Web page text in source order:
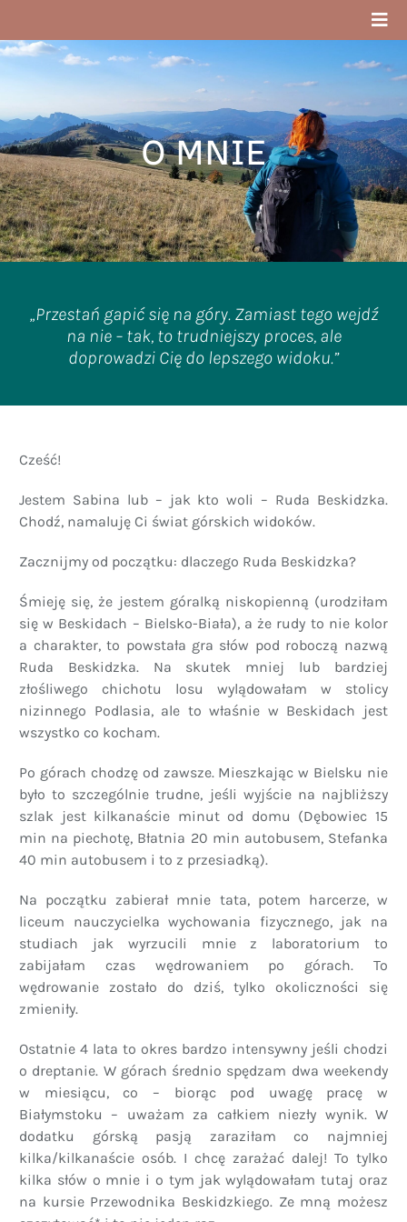
do
zawartości
Strona Główna
O mnie
Blog
Cele
OMNIE
„Przestań gapić się na góry. Zamiast tego wejdź
na nie – tak, to trudniejszy proces, ale
doprowadzi Cię do lepszego widoku.”
Cześć!
Jestem Sabina lub – jak kto woli – Ruda Beskidzka.
Chodź, namaluję Ci świat górskich widoków.
Zacznijmy od początku: dlaczego Ruda Beskidzka?
Śmieję się, że jestem góralką niskopienną (urodziłam
się w Beskidach – Bielsko-Biała), a że rudy to nie kolor
a charakter, to powstała gra słów pod roboczą nazwą
Ruda Beskidzka. Na skutek mniej lub bardziej
złośliwego chichotu losu wylądowałam w stolicy
nizinnego Podlasia, ale to właśnie w Beskidach jest
wszystko co kocham.
Po górach chodzę od zawsze. Mieszkając w Bielsku nie
było to szczególnie trudne, jeśli wyjście na najbliższy
szlak jest kilkanaście minut od domu (Dębowiec 15
min na piechotę, Błatnia 20 min autobusem, Stefanka
40 min autobusem i to z przesiadką).
Na początku zabierał mnie tata, potem harcerze, w
liceum nauczycielka wychowania fizycznego, jak na
studiach jak wyrzucili mnie z laboratorium to
zabijałam czas wędrowaniem po górach. To
wędrowanie zostało do dziś, tylko okoliczności się
zmieniły.
Ostatnie 4 lata to okres bardzo intensywny jeśli chodzi
o dreptanie. W górach średnio spędzam dwa weekendy
w miesiącu, co – biorąc pod uwagę pracę w
Białymstoku – uważam za całkiem niezły wynik. W
dodatku górską pasją zaraziłam co najmniej
kilka/kilkanaście osób. I chcę zarażać dalej! To tylko
kilka słów o mnie i o tym jak wylądowałam tutaj oraz
na kursie Przewodnika Beskidzkiego. Ze mną możesz